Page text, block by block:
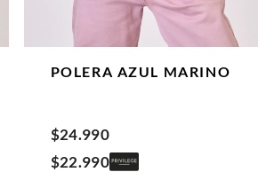
POLERA AZUL MARINO
$24.990
$22.990